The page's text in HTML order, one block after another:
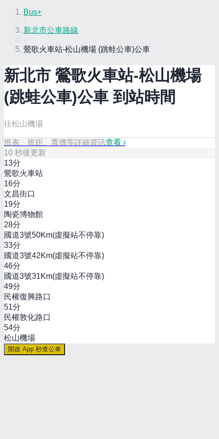
Bus+
新北市公車路線
鶯歌火車站-松山機場 (跳蛙公車)公車
新北市 鶯歌火車站-松山機場
(跳蛙公車)公車 到站時間
往松山機場
班表、班距、票價等詳細資訊查看 ›
10 秒後更新
13分
鶯歌火車站
16分
文昌街口
19分
陶瓷博物館
28分
國道3號50Km(虛擬站不停靠)
33分
國道3號42Km(虛擬站不停靠)
46分
國道3號31Km(虛擬站不停靠)
49分
民權復興路口
51分
民權敦化路口
54分
松山機場
開啟 App 秒查公車